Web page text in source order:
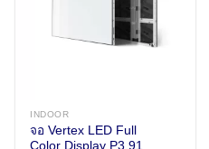
INDOOR
จอ Vertex LED Full
Color Display P3.91